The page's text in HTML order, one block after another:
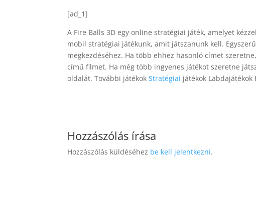
[ad_1]
A Fire Balls 3D egy online stratégiai játék, amelyet
mobil stratégiai játékunk, amit játszanunk kell.
megkezdéséhez. Ha több ehhez hasonló címet
című filmet. Ha még több ingyenes játékot szeretne
oldalát. További játékokStratégiai játékok Labdajátékok
Hozzászólás írása
Hozzászólás küldéséhez be kell jelentkezni.